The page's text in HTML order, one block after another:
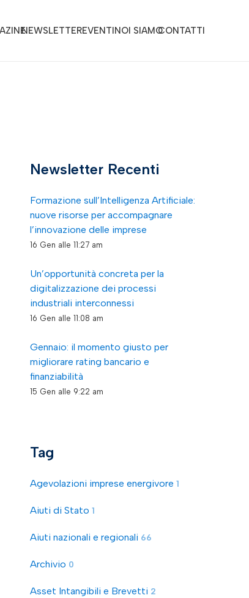
NEWSLETTEREVENTINOI SIAMOCONTATTI
Newsletter Recenti
Formazione sull’Intelligenza Artificiale:
nuove risorse per accompagnare
l’innovazione delle imprese
16 Gen alle 11:27 am
Un’opportunità concreta per la
digitalizzazione dei processi
industriali interconnessi
16 Gen alle 11:08 am
Gennaio: il momento giusto per
migliorare rating bancario e
finanziabilità
15 Gen alle 9:22 am
Tag
Agevolazioni imprese energivore 1
Aiuti di Stato 1
Aiuti nazionali e regionali 66
Archivio 0
Asset Intangibili e Brevetti 2